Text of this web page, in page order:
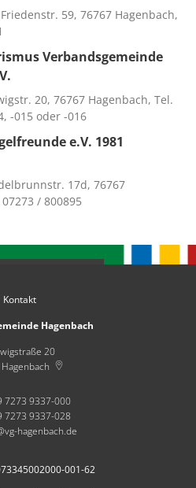
59, 76767 Hagenbach,
Verbandsgemeinde
20, 76767 Hagenbach, Tel.
-015 oder -016
e.V. 1981
17d, 76767
/ 800895
Kontakt
Hagenbach
20
Hagenbach
7273 9337-000
7273 9337-028
hagenbach.de
001-62